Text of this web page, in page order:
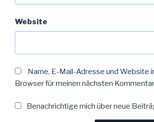
Website
Name, E-Mail-Adresse und Website
Browser für meinen nächsten
Benachrichtige mich über neue